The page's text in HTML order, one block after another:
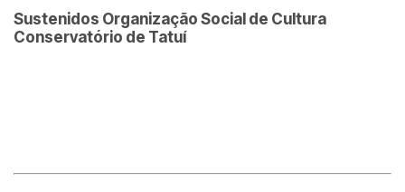
Sustenidos Organização Social de Cultura
Conservatório de Tatuí